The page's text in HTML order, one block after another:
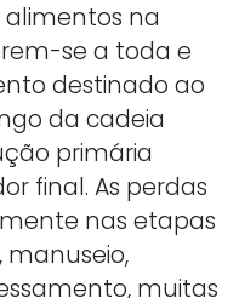
alimentos na
se a toda e
destinado ao
da cadeia
primária
final. As perdas
nas etapas
manuseio,
muitas